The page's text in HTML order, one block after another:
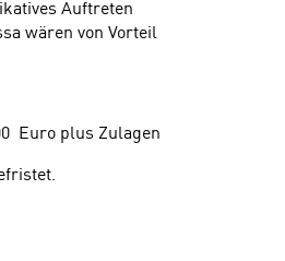
Auftreten
wären von Vorteil
Euro plus Zulagen